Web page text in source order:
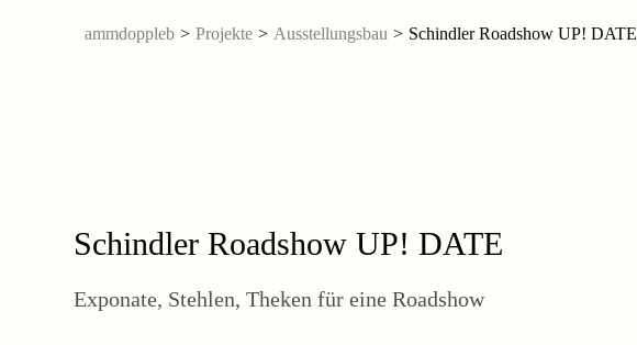
ammdoppleb > Projekte > Ausstellungsbau > Schindler Roadshow UP! DATE
Schindler Roadshow UP! DATE
Exponate, Stehlen, Theken für eine Roadshow